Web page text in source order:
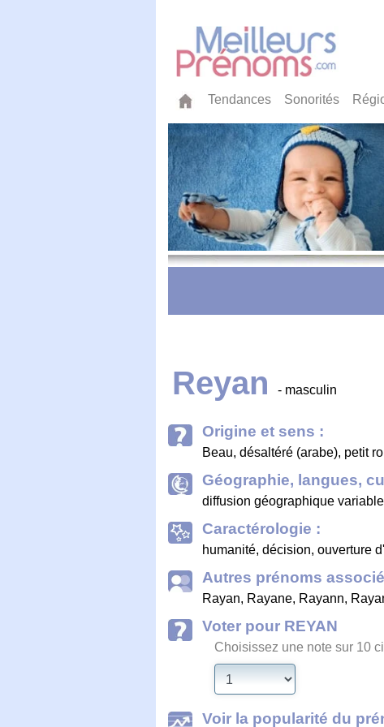
Tendances Sonorités
Reyan - masculin
Origine et sens :
Beau, désaltéré (arabe), petit
Géographie, langues,
diffusion géographique variable
Caractérologie :
humanité, décision, ouverture
Autres prénoms
Rayan, Rayane, Rayann,
Voter pour REYAN
Choisissez une note sur 10
Voir la popularité du